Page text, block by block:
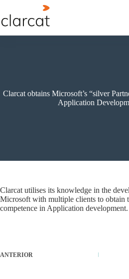
contenido
Clarcat obtains Microsoft’s “silver
Application
Clarcat utilises its knowledge in the
Microsoft with multiple clients to obtain
competence in Application development.
ANTERIOR